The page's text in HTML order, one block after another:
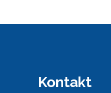
Kontakt